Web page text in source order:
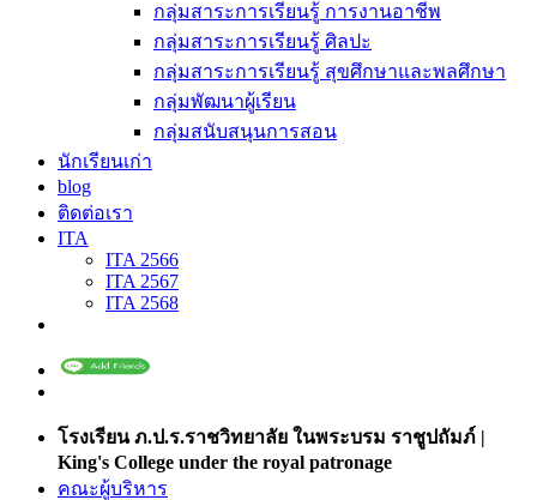
กลุ่มสาระการเรียนรู้ การงานอาชีพ
กลุ่มสาระการเรียนรู้ ศิลปะ
กลุ่มสาระการเรียนรู้ สุขศึกษาและพลศึกษา
กลุ่มพัฒนาผู้เรียน
กลุ่มสนับสนุนการสอน
นักเรียนเก่า
blog
ติดต่อเรา
ITA
ITA 2566
ITA 2567
ITA 2568
โรงเรียน ภ.ป.ร.ราชวิทยาลัย ในพระบรม ราชูปถัมภ์ |
King's College under the royal patronage
คณะผู้บริหาร